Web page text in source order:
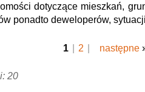
dotyczące mieszkań,
ponadto deweloperów,
1 | 2 | następne
20